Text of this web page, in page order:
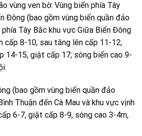
vùng ven bờ: Vùng biển phía Tây
Đông (bao gồm vùng biển quần đảo
phía Tây Bắc khu vực Giữa Biển Đông
cấp 8-10, sau tăng lên cấp 11-12,
14-15, giật cấp 17; sóng biển cao 9-
(bao gồm vùng biển quần đảo
Thuận đến Cà Mau và khu vực vịnh
6-7, giật cấp 8-9, sóng cao 3-4m,